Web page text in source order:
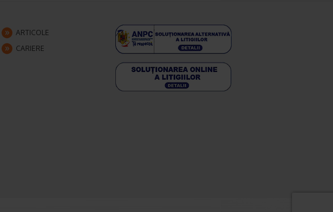
ARTICOLE
CARIERE